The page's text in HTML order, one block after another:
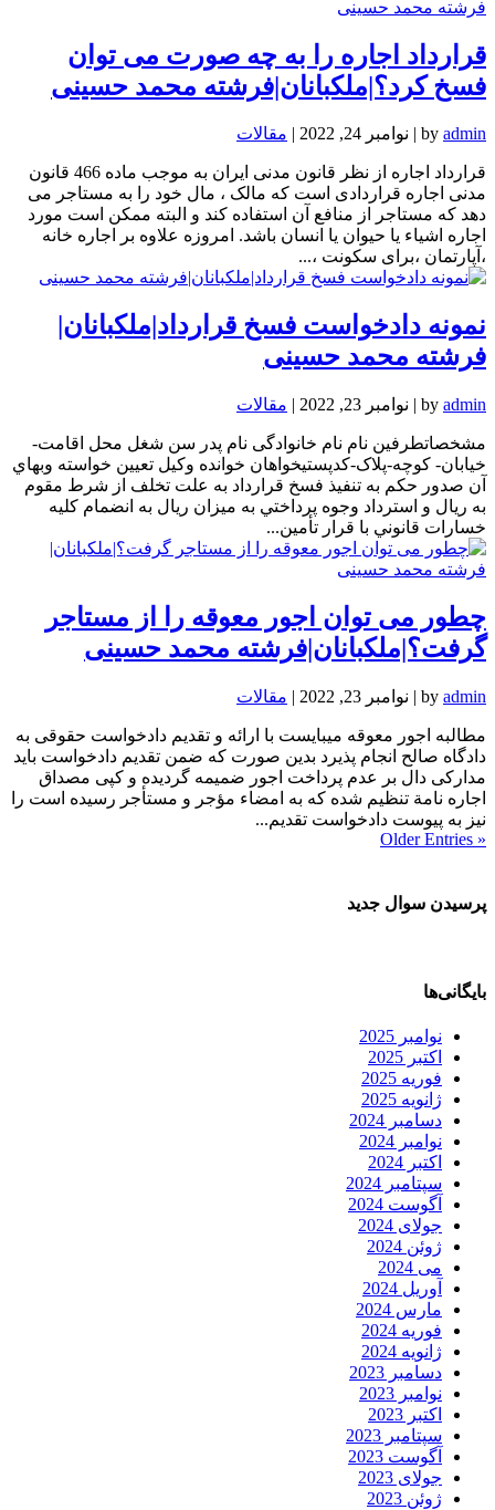
قرارداد اجاره را به چه صورت می توان
فسخ کرد؟|ملکبانان|فرشته محمد حسینی
by admin
| نوامبر 24, 2022 | مقالات
قرارداد اجاره از نظر قانون مدنی ایران به موجب ماده 466 قانون
مدنی اجاره قراردادی است که مالک ، مال خود را به مستاجر می
دهد که مستاجر از منافع آن استفاده کند و البته ممکن است مورد
اجاره اشیاء یا حیوان یا انسان باشد. امروزه علاوه بر اجاره خانه
،آپارتمان ،برای سکونت ،...
نمونه دادخواست فسخ قرارداد|ملکبانان|
فرشته محمد حسینی
by admin
| نوامبر 23, 2022 | مقالات
مشخصاتطرفین نام نام خانوادگی نام پدر سن شغل محل اقامت-
خیابان- کوچه-پلاک-کدپستیخواهان خوانده وکیل تعيين خواسته وبهاي
آن صدور حكم به تنفيذ فسخ قرارداد به علت تخلف از شرط مقوم
به ريال و استرداد وجوه پرداختي به ميزان ريال به انضمام كليه
خسارات قانوني با قرار تأمين...
چطور می توان اجور معوقه را از مستاجر
گرفت؟|ملکبانان|فرشته محمد حسینی
by admin
| نوامبر 23, 2022 | مقالات
مطالبه اجور معوقه میبایست با ارائه و تقدیم دادخواست حقوقی به
دادگاه صالح انجام پذیرد بدین صورت که ضمن تقدیم دادخواست باید
مدارکی دال بر عدم پرداخت اجور ضمیمه گردیده و کپی مصداق
اجاره نامة تنظیم شده که به امضاء مؤجر و مستأجر رسیده است را
نیز به پیوست دادخواست تقدیم...
« Older Entries
پرسیدن سوال جدید
بایگانی‌ها
نوامبر 2025
اکتبر 2025
فوریه 2025
ژانویه 2025
دسامبر 2024
نوامبر 2024
اکتبر 2024
سپتامبر 2024
آگوست 2024
جولای 2024
ژوئن 2024
می 2024
آوریل 2024
مارس 2024
فوریه 2024
ژانویه 2024
دسامبر 2023
نوامبر 2023
اکتبر 2023
سپتامبر 2023
آگوست 2023
جولای 2023
ژوئن 2023